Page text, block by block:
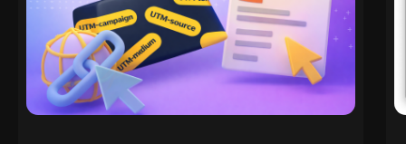
СВЯЖИТЕСЬ С НАМИ
В ЛЮБОМ МЕССЕНДЖЕРЕ
Услуги и стоимость
Портфолио
Отзывы
Контакты
Блог
Вопросы и ответы